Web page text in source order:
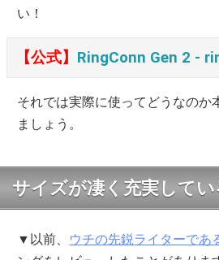
い！
【公式】 RingConn Gen 2 ‐
それでは実際に使ってどうなのか
ましょう。
サイズが凄く充実してい
▼以前、 ウチの先鋭ライターであ